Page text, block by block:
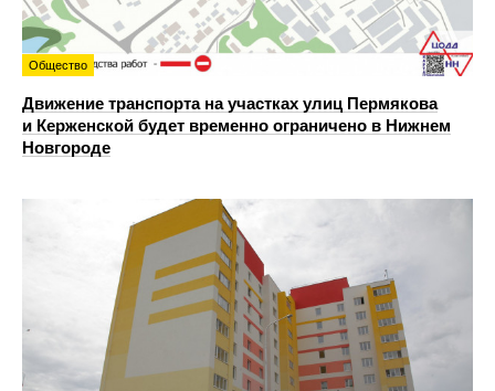
Общество
Движение транспорта на участках улиц Пермякова
и Керженской будет временно ограничено в Нижнем
Новгороде